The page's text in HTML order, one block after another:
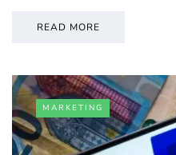
READ MORE
MARKETING